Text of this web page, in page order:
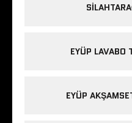
EYÜP LAVABO
EYÜP